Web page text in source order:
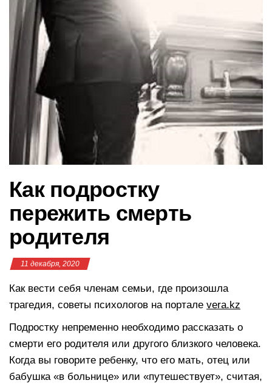
а
ц
и
ю
Как подростку
пережить смерть
родителя
11 декабря, 2020
Как вести себя членам семьи, где произошла
трагедия, советы психологов на портале vera.kz
Подростку непременно необходимо рассказать о
смерти его родителя или другого близкого человека.
Когда вы говорите ребенку, что его мать, отец или
бабушка «в больнице» или «путешествует», считая,